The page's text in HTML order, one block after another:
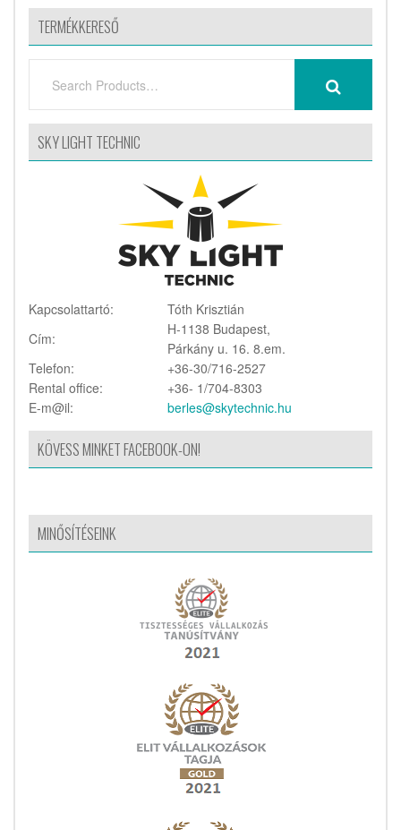
TERMÉKKERESŐ
SKY LIGHT TECHNIC
Kapcsolattartó:
Tóth Krisztián
Cím:
H-1138 Budapest,
Párkány u. 16. 8.em.
Telefon:
+36-30/716-2527
Rental office:
+36- 1/704-8303
E-m@il:
berles@skytechnic.hu
KÖVESS MINKET FACEBOOK-ON!
MINŐSÍTÉSEINK